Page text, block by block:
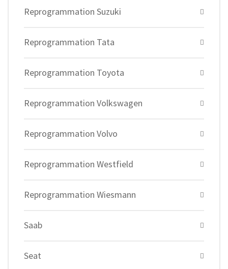
Reprogrammation Suzuki
Reprogrammation Tata
Reprogrammation Toyota
Reprogrammation Volkswagen
Reprogrammation Volvo
Reprogrammation Westfield
Reprogrammation Wiesmann
Saab
Seat